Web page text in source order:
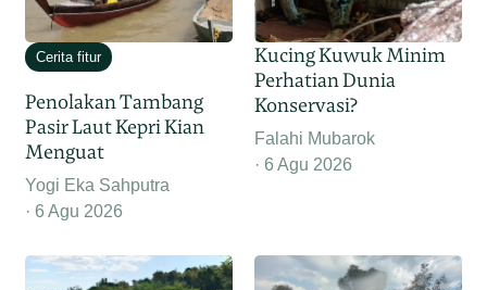
Cerita fitur
Penolakan Tambang
Pasir Laut Kepri Kian
Menguat
Yogi Eka Sahputra
6 Agu 2026
Kucing Kuwuk Minim
Perhatian Dunia
Konservasi?
Falahi Mubarok
6 Agu 2026